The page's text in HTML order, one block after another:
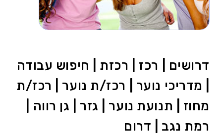
דרושים | רכז | רכזת | חיפוש עבודה
| מדריכי נוער | רכז/ת נוער | רכז/ת
מחוז | תנועת נוער | גזר | גן רווה |
רמת נגב | דרום